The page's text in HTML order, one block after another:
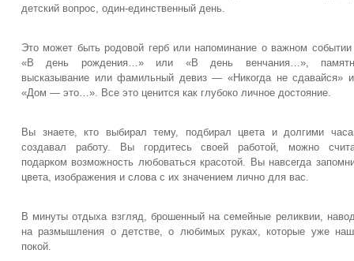
детский вопрос, один-единственный день.
Это может быть родовой герб или напоминание о важном
«В день рождения…» или «В день венчания…»,
высказывание или фамильный девиз — «Никогда не сдавайся»
«Дом — это…». Все это ценится как глубоко личное достояние.
Вы знаете, кто выбирал тему, подбирал цвета и долгими
создавал работу. Вы гордитесь своей работой, можно
подарком возможность любоваться красотой. Вы навсегда
цвета, изображения и слова с их значением лично для вас.
В минуты отдыха взгляд, брошенный на семейные реликвии,
на размышления о детстве, о любимых руках, которые уже
покой.